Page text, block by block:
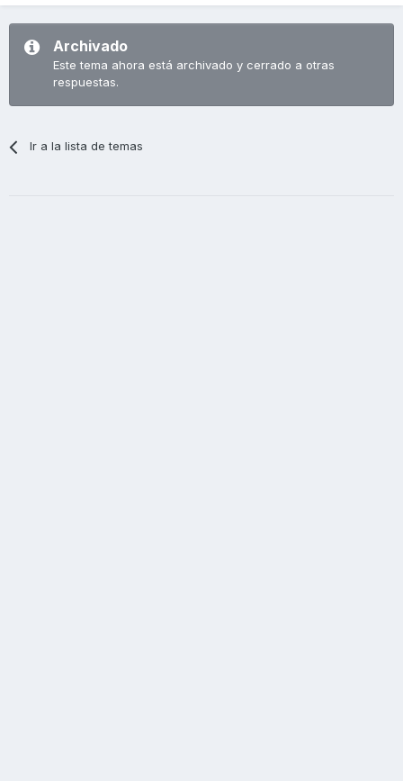
Archivado
Este tema ahora está archivado y cerrado a otras
respuestas.
Ir a la lista de temas